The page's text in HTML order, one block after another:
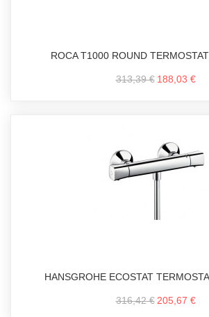
ROCA T1000 ROUND
313,39 € 188,03 €
HANSGROHE ECOSTAT
316,42 € 205,67 €